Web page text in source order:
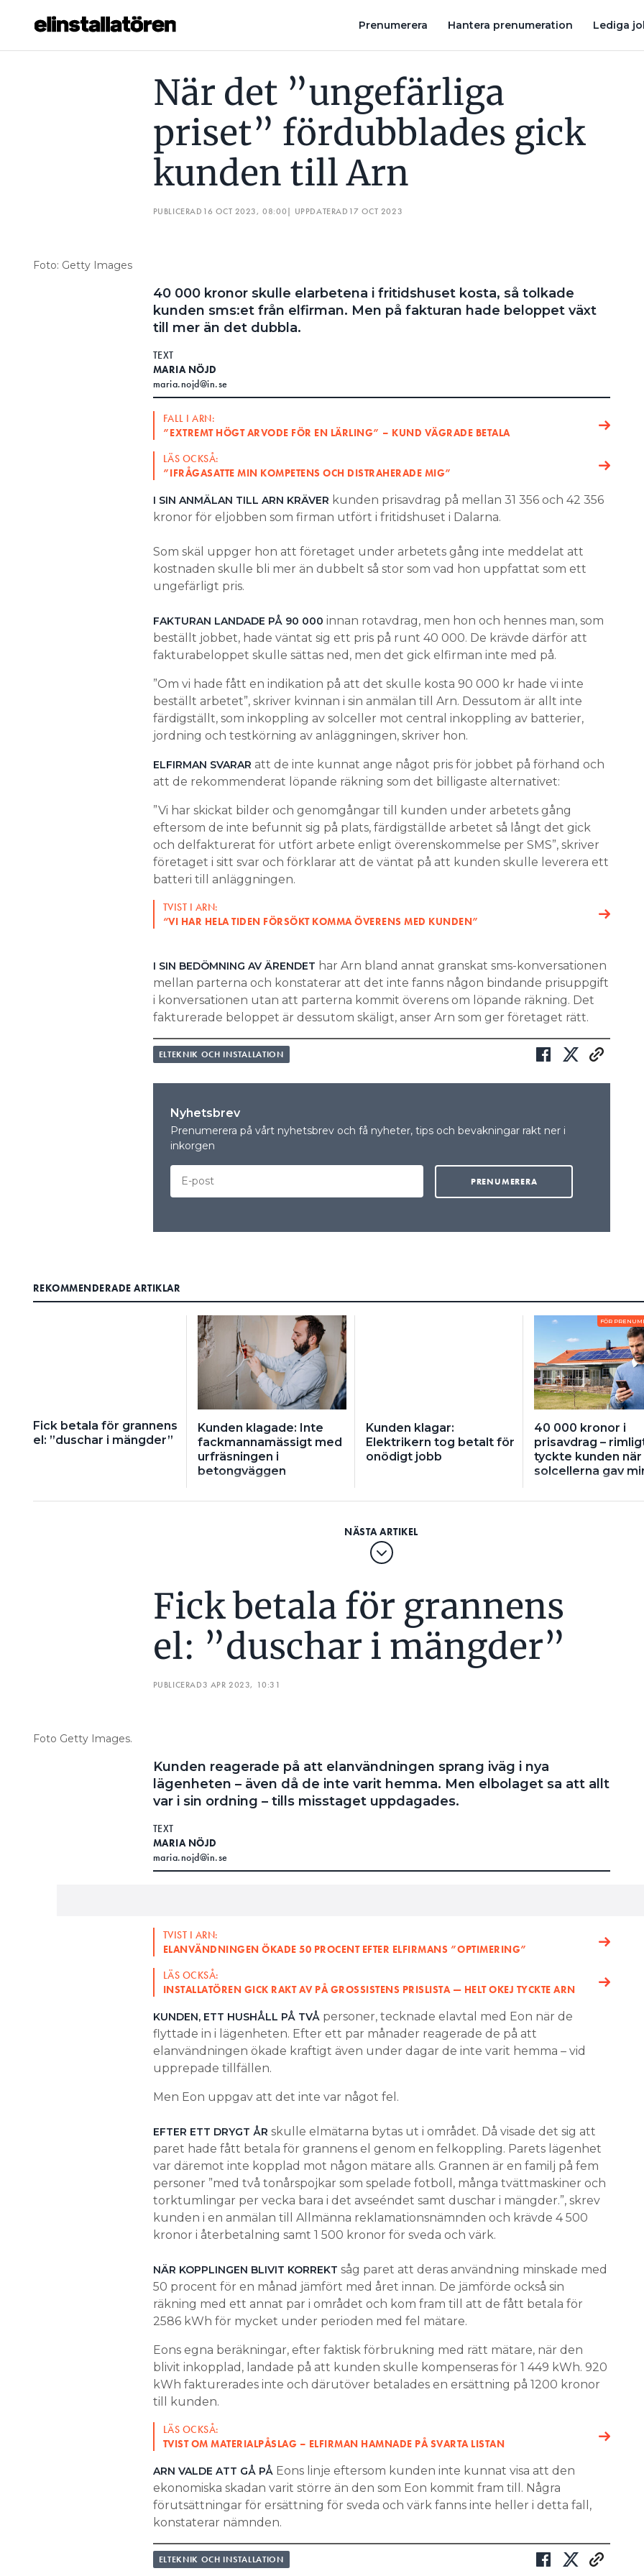
Prenumerera Hantera prenumeration Lediga
Hantera prenumeration
När det ”ungefärliga
priset” fördubblades gick
kunden till Arn
PUBLICERAD 16 OCT 2023, 08:00| UPPDATERAD 17 OCT 2023
Foto: Getty Images
40 000 kronor skulle elarbetena i fritidshuset kosta, så tolkade
kunden sms:et från elfirman. Men på fakturan hade beloppet växt
till mer än det dubbla.
TEXT
MARIA NÖJD
maria.nojd@in.se
FALL I ARN:
”EXTREMT HÖGT ARVODE FÖR EN LÄRLING” – KUND VÄGRADE BETALA
LÄS OCKSÅ:
”IFRÅGASATTE MIN KOMPETENS OCH DISTRAHERADE MIG”
I SIN ANMÄLAN TILL ARN KRÄVER kunden prisavdrag på mellan 31 356 och 42 356
kronor för eljobben som firman utfört i fritidshuset i Dalarna.
Som skäl uppger hon att företaget under arbetets gång inte meddelat att
kostnaden skulle bli mer än dubbelt så stor som vad hon uppfattat som ett
ungefärligt pris.
FAKTURAN LANDADE PÅ 90 000 innan rotavdrag, men hon och hennes man, som
beställt jobbet, hade väntat sig ett pris på runt 40 000. De krävde därför att
fakturabeloppet skulle sättas ned, men det gick elfirman inte med på.
”Om vi hade fått en indikation på att det skulle kosta 90 000 kr hade vi inte
beställt arbetet”, skriver kvinnan i sin anmälan till Arn. Dessutom är allt inte
färdigställt, som inkoppling av solceller mot central inkoppling av batterier,
jordning och testkörning av anläggningen, skriver hon.
ELFIRMAN SVARAR att de inte kunnat ange något pris för jobbet på förhand och
att de rekommenderat löpande räkning som det billigaste alternativet:
”Vi har skickat bilder och genomgångar till kunden under arbetets gång
eftersom de inte befunnit sig på plats, färdigställde arbetet så långt det gick
och delfakturerat för utfört arbete enligt överenskommelse per SMS”, skriver
företaget i sitt svar och förklarar att de väntat på att kunden skulle leverera ett
batteri till anläggningen.
TVIST I ARN:
“VI HAR HELA TIDEN FÖRSÖKT KOMMA ÖVERENS MED KUNDEN”
I SIN BEDÖMNING AV ÄRENDET har Arn bland annat granskat sms-konversationen
mellan parterna och konstaterar att det inte fanns någon bindande prisuppgift
i konversationen utan att parterna kommit överens om löpande räkning. Det
fakturerade beloppet är dessutom skäligt, anser Arn som ger företaget rätt.
ELTEKNIK OCH INSTALLATION
Nyhetsbrev
Prenumerera på vårt nyhetsbrev och få nyheter, tips och bevakningar rakt ner i
inkorgen
REKOMMENDERADE ARTIKLAR
Fick betala för grannens
el: ”duschar i mängder”
Kunden klagade: Inte
fackmannamässigt med
urfräsningen i
betongväggen
Kunden klagar:
Elektrikern tog betalt för
onödigt jobb
FÖR
40 000 kronor i
prisavdrag –
tyckte kunden när
solcellerna gav
Fick betala för grannens
el: ”duschar i mängder”
PUBLICERAD3 APR 2023, 10:31
Foto Getty Images.
Kunden reagerade på att elanvändningen sprang iväg i nya
lägenheten – även då de inte varit hemma. Men elbolaget sa att allt
var i sin ordning – tills misstaget uppdagades.
TEXT
MARIA NÖJD
maria.nojd@in.se
TVIST I ARN:
ELANVÄNDNINGEN ÖKADE 50 PROCENT EFTER ELFIRMANS ”OPTIMERING”
LÄS OCKSÅ:
INSTALLATÖREN GICK RAKT AV PÅ GROSSISTENS PRISLISTA — HELT OKEJ TYCKTE ARN
KUNDEN, ETT HUSHÅLL PÅ TVÅpersoner, tecknade elavtal med Eon när de
flyttade in i lägenheten. Efter ett par månader reagerade de på att
elanvändningen ökade kraftigt även under dagar de inte varit hemma – vid
upprepade tillfällen.
Men Eon uppgav att det inte var något fel.
EFTER ETT DRYGT ÅR skulle elmätarna bytas ut i området. Då visade det sig att
paret hade fått betala för grannens el genom en felkoppling. Parets lägenhet
var däremot inte kopplad mot någon mätare alls. Grannen är en familj på fem
personer ”med två tonårspojkar som spelade fotboll, många tvättmaskiner och
torktumlingar per vecka bara i det avseéndet samt duschar i mängder.”, skrev
kunden i en anmälan till Allmänna reklamationsnämnden och krävde 4 500
kronor i återbetalning samt 1 500 kronor för sveda och värk.
NÄR KOPPLINGEN BLIVIT KORREKT såg paret att deras användning minskade med
50 procent för en månad jämfört med året innan. De jämförde också sin
räkning med ett annat par i området och kom fram till att de fått betala för
2586 kWh för mycket under perioden med fel mätare.
Eons egna beräkningar, efter faktisk förbrukning med rätt mätare, när den
blivit inkopplad, landade på att kunden skulle kompenseras för 1 449 kWh. 920
kWh fakturerades inte och därutöver betalades en ersättning på 1200 kronor
till kunden.
LÄS OCKSÅ:
TVIST OM MATERIALPÅSLAG – ELFIRMAN HAMNADE PÅ SVARTA LISTAN
ARN VALDE ATT GÅ PÅEons linje eftersom kunden inte kunnat visa att den
ekonomiska skadan varit större än den som Eon kommit fram till. Några
förutsättningar för ersättning för sveda och värk fanns inte heller i detta fall,
konstaterar nämnden.
ELTEKNIK OCH INSTALLATION
NÄR DET ”UNGEFÄRLIGA PRISET” FÖRDUBBLADES GICK KUNDEN TILL ARN FICK BETALA FÖR GRANNENS EL: ”DUSCHAR I